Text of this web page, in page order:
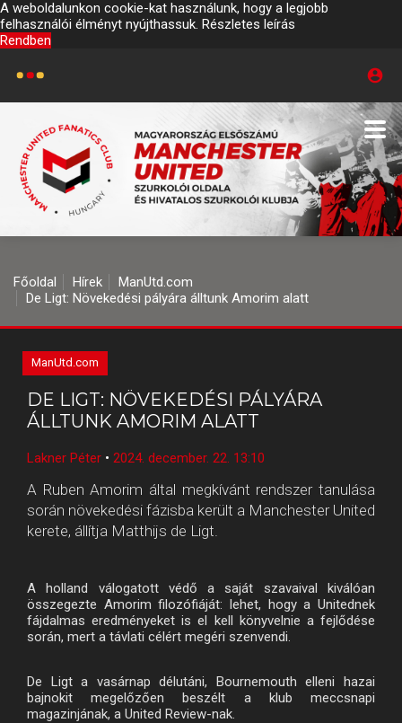
A weboldalunkon cookie-kat használunk, hogy a legjobb
felhasználói élményt nyújthassuk. Részletes leírás
Rendben
Főoldal Hírek
ManUtd.com
De Ligt: Növekedési pályára álltunk Amorim alatt
ManUtd.com
DE LIGT: NÖVEKEDÉSI PÁLYÁRA
ÁLLTUNK AMORIM ALATT
Lakner Péter • 2024. december. 22. 13:10
A Ruben Amorim által megkívánt rendszer tanulása
során növekedési fázisba került a Manchester United
kerete, állítja Matthijs de Ligt.
A holland válogatott védő a saját szavaival kiválóan
összegezte Amorim filozófiáját: lehet, hogy a Unitednek
fájdalmas eredményeket is el kell könyvelnie a fejlődése
során, mert a távlati célért megéri szenvendi.
De Ligt a vasárnap délutáni, Bournemouth elleni hazai
bajnokit megelőzően beszélt a klub meccsnapi
magazinjának, a United Review-nak.